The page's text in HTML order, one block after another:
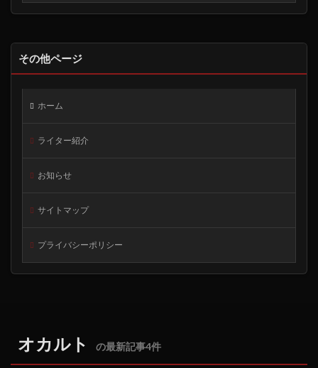
その他ページ
ホーム
ライター紹介
お知らせ
サイトマップ
プライバシーポリシー
オカルト の最新記事4件